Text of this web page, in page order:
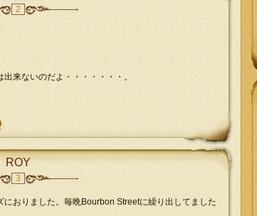
2
来ないのだよ・・・・・・・。
ROY
3
おりました。毎晩Bourbon Streetに繰り出してました